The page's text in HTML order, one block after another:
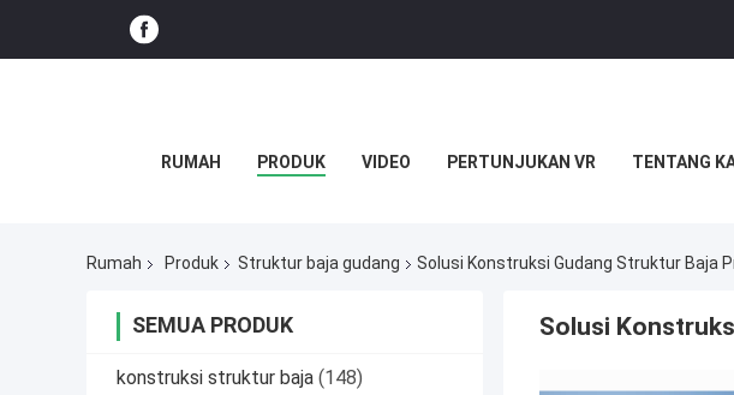
RUMAH PRODUK VIDEO PERTUNJUKAN VR TENTANG
Rumah Produk Struktur baja gudang Solusi Konstruksi Gudang Struktur Baja
SEMUA PRODUK
konstruksi struktur baja (148)
Solusi